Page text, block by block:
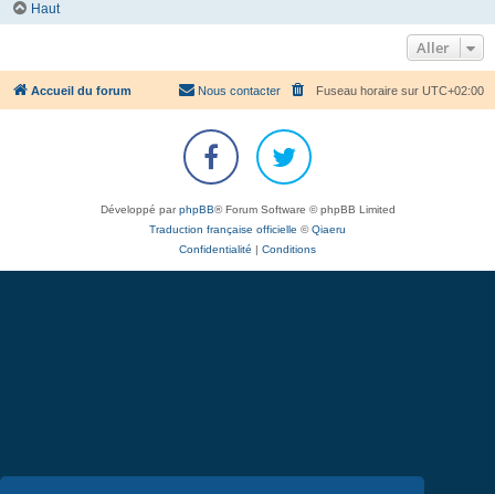
Haut
Aller
Accueil du forum Fuseau horaire sur UTC+02:00
Nous contacter
Développé parphpBB® Forum Software © phpBB Limited
Traduction française officielle ©Qiaeru
Confidentialité
Conditions